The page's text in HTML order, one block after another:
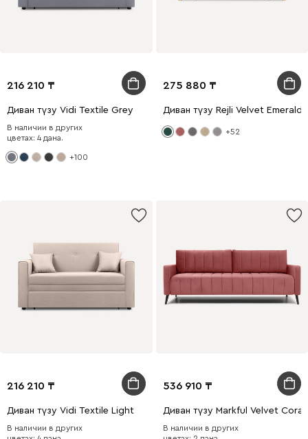
216 210
Диван түзу Vidi Textile Grey
В наличии в других
цветах: 4 дана.
+100
275 880
Диван түзу Rejli Velvet Emerald
+52
216 210
Диван түзу Vidi Textile Light
В наличии в других
536 910
Диван түзу Markful Velvet Coral
В наличии в других